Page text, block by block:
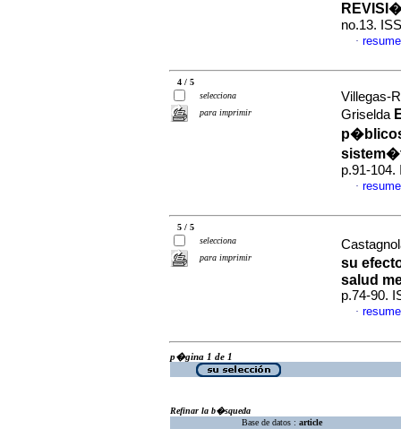
no.13.
·
4 / 5
selecciona
para imprimir
Villegas-
Griselda
p.91-104.
·
5 / 5
selecciona
para imprimir
su
salud
p.74-90.
·
p�gina 1 de 1
Refinar la b�squeda
Base de datos : article